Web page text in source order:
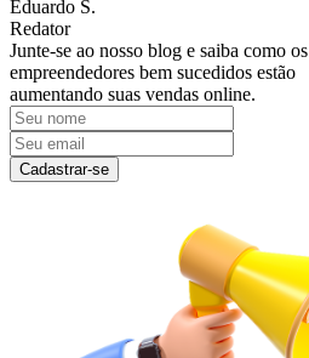
Eduardo S.
Redator
Junte-se ao nosso blog e saiba como os
empreendedores bem sucedidos estão
aumentando suas vendas online.
Cadastrar-se